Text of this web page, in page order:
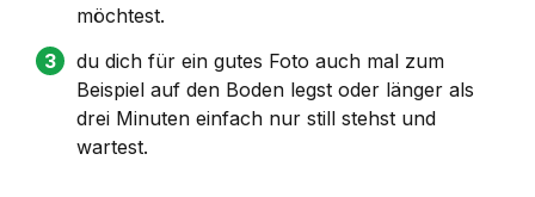
möchtest.
du dich für ein gutes Foto auch mal zum
Beispiel auf den Boden legst oder länger als
drei Minuten einfach nur still stehst und
wartest.